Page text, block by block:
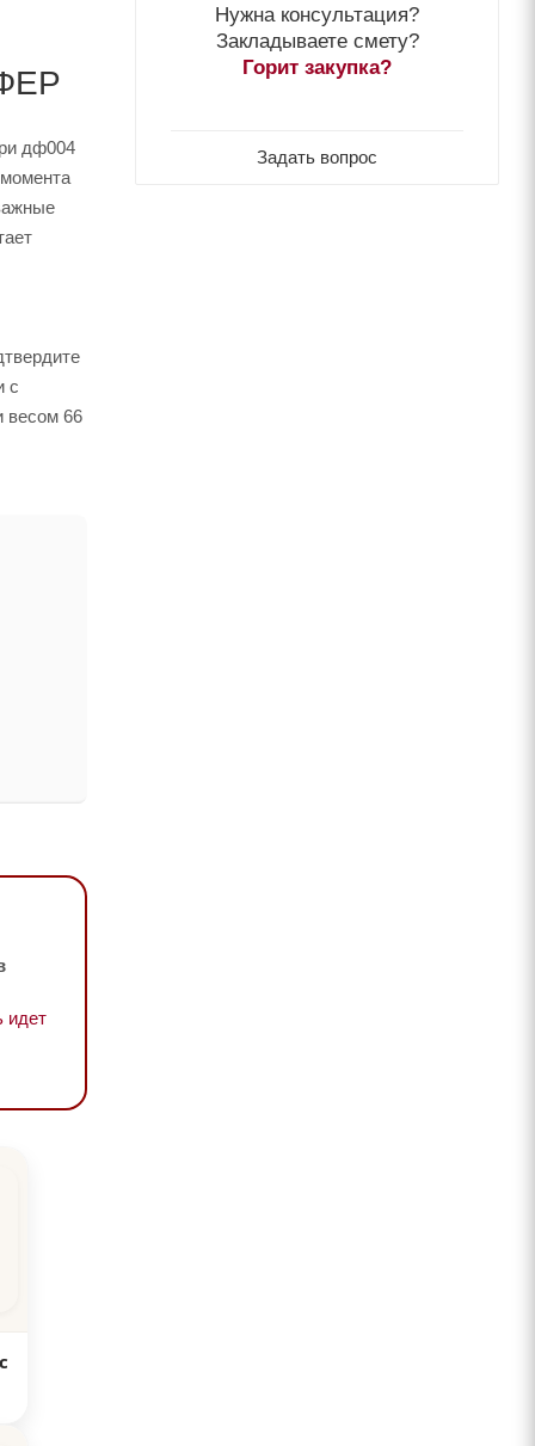
дф004
с
весом 66
идет
Нужна консультация?
Закладываете смету?
Горит закупка?
Задать вопрос